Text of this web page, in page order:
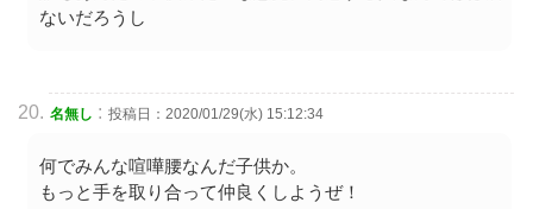
ないだろうし
名無し : 投稿日：2020/01/29(水) 15:12:34
何でみんな喧嘩腰なんだ子供か。
もっと手を取り合って仲良くしようぜ！